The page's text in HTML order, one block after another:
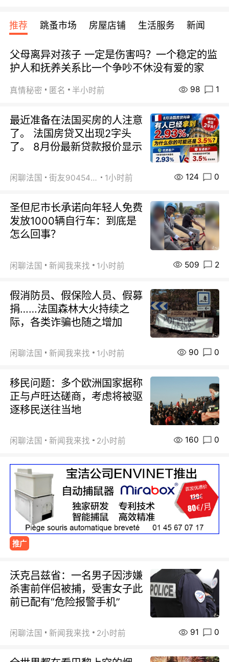
宾馆 108欧/天起
全程756欧/位
欧/天起 ~包拼房
每周铁发！
推荐 跳蚤市场 房屋店铺 生活服务 新闻
父母离异对孩子 一定是伤害吗？一个稳定的监
护人和抚养关系比一个争吵不休没有爱的家
真情秘密 匿名 半小时前 98 1
最近准备在法国买房的人注意
了。 法国房贷又出现2字头
了。 8月份最新贷款报价显示
闲聊法国 街友90454511 1小时前 124 0
圣但尼市长承诺向年轻人免费
发放1000辆自行车：到底是
怎么回事？
闲聊法国 新闻我来找 1小时前 509 2
假消防员、假保险人员、假募
捐……法国森林大火持续之
际，各类诈骗也随之增加
闲聊法国 新闻我来找 1小时前 90 0
移民问题：多个欧洲国家据称
正与卢旺达磋商，考虑将被驱
逐移民送往当地
闲聊法国 新闻我来找 2小时前 160 0
推广
沃克吕兹省：一名男子因涉嫌
杀害前伴侣被捕，受害女子此
前已配有“危险报警手机”
闲聊法国 新闻我来找 2小时前 91 0